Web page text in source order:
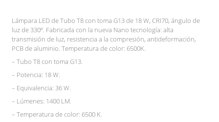
Lámpara LED de Tubo T8 con toma G13 de 18 W, CRI70, ángulo de
luz de 330º. Fabricada con la nueva Nano tecnología: alta
transmisión de luz, resistencia a la compresión, antideformación,
PCB de aluminio. Temperatura de color: 6500K.
– Tubo T8 con toma G13.
– Potencia: 18 W.
– Equivalencia: 36 W.
– Lúmenes: 1400 LM.
– Temperatura de color: 6500 K.